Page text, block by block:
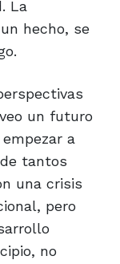
La
hecho, se
un futuro
a
tantos
una crisis
pero
no